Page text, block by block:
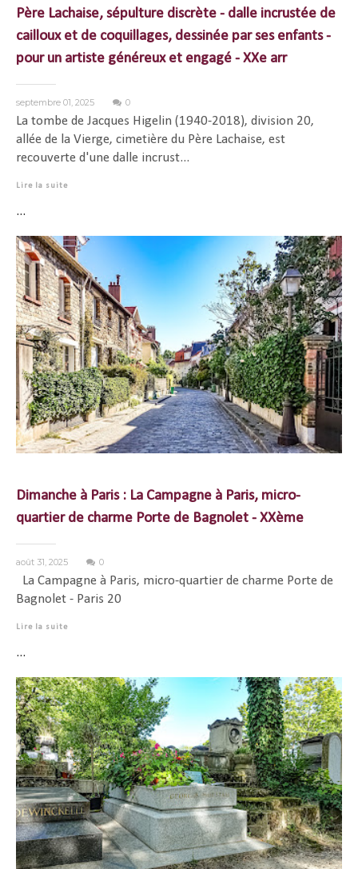
Père Lachaise, sépulture discrète - dalle incrustée de
cailloux et de coquillages, dessinée par ses enfants -
pour un artiste généreux et engagé - XXe arr
septembre 01, 2025 0
La tombe de Jacques Higelin (1940-2018), division 20,
allée de la Vierge, cimetière du Père Lachaise, est
recouverte d'une dalle incrust...
Lire la suite
...
Dimanche à Paris : La Campagne à Paris, micro-
quartier de charme Porte de Bagnolet - XXème
août 31, 2025 0
La Campagne à Paris, micro-quartier de charme Porte de
Bagnolet - Paris 20
Lire la suite
...